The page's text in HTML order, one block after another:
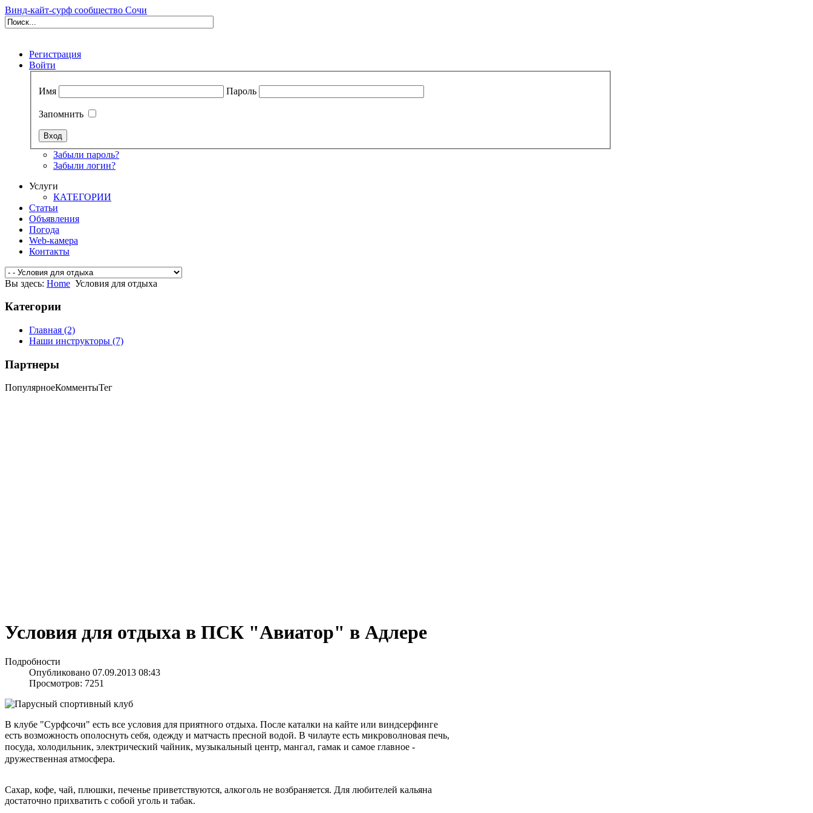
Винд-кайт-сурф сообщество Сочи
Регистрация
Войти
Имя Пароль
Запомнить
Забыли пароль?
Забыли логин?
Услуги
КАТЕГОРИИ
Статьи
Объявления
Погода
Web-камера
Контакты
Вы здесь: Home Условия для отдыха
Категории
Главная (2)
Наши инструкторы (7)
Партнеры
ПопулярноеКомментыТег
Условия для отдыха в ПСК "Авиатор" в Адлере
Подробности
Опубликовано 07.09.2013 08:43
Просмотров: 7251
В клубе "Сурфсочи" есть все условия для приятного отдыха. После каталки на кайте или виндсерфинге
есть возможность ополоснуть себя, одежду и матчасть пресной водой. В чилауте есть микроволновая печь,
посуда, холодильник, электрический чайник, музыкальный центр, мангал, гамак и самое главное -
дружественная атмосфера.
Сахар, кофе, чай, плюшки, печенье приветствуются, алкоголь не возбраняется. Для любителей кальяна
достаточно прихватить с собой уголь и табак.